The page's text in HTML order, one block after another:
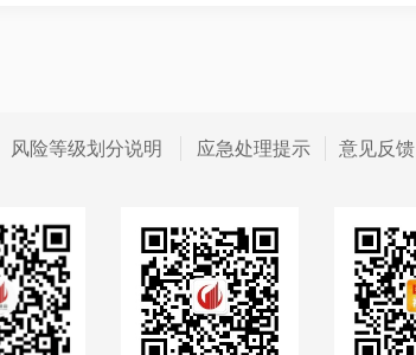
风险等级划分说明 应急处理提示 意见反馈